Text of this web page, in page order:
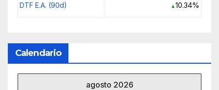
DTF E.A. (90d) ▲10.34%
Calendario
agosto 2026